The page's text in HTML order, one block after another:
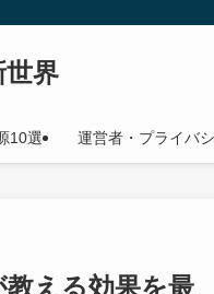
界
10選 運営者・プライバ
える効果を最